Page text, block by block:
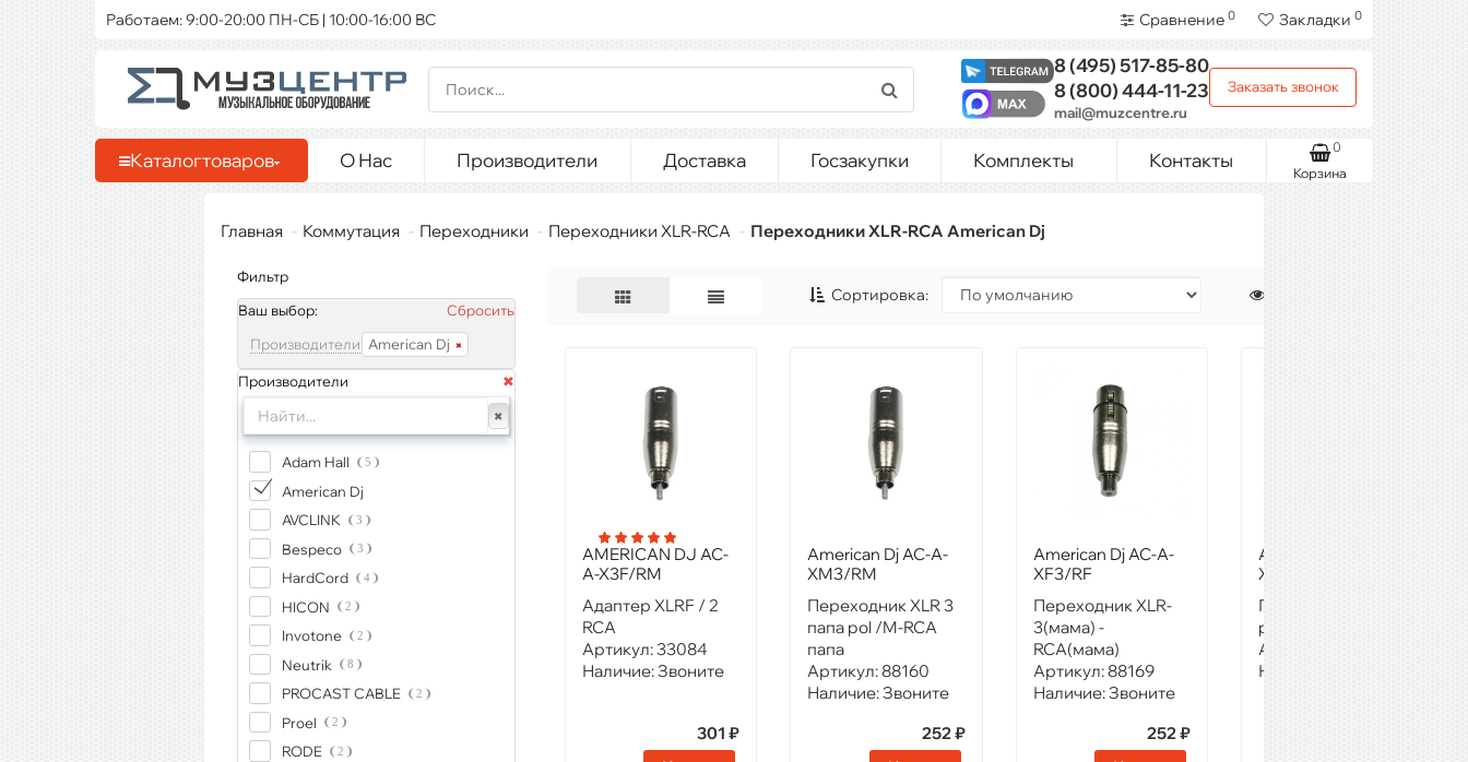
Работаем: 9:00-20:00 ПН-СБ | 10:00-16:00 ВС Сравнение 0 Закладки 0
8 (495)517-85-80
8 (800)444-11-23
mail@muzcentre.ru
Заказать звонок
Каталогтоваров О Нас Производители Доставка Госзакупки Комплекты Контакты
Корзина
0
Главная Коммутация Переходники Переходники XLR-RCA Переходники XLR-RCA American Dj
Фильтр
Ваш выбор:
Сбросить
Производители American Dj
Производители
Adam Hall 5
American Dj
AVCLINK
3
Bespeco 3
HardCord 4
HICON 2
Invotone 2
Neutrik 8
PROCAST CABLE 2
Proel 2
RODE 2
Сортировка:
AMERICAN DJ AC-
A-X3F/RM
Адаптер XLRF / 2
RCA
Артикул:33084
Наличие:Звоните
301 ₽
American Dj AC-A-
XM3/RM
Переходник XLR 3
папа pol /M-RCA
папа
Артикул:88160
Наличие:Звоните
252 ₽
American Dj AC-A-
XF3/RF
Переходник XLR-
3(мама) -
RCA(мама)
Артикул:88169
Наличие:Звоните
252 ₽
American Dj AC-A-
XM3/RF
Переходник XLR 3
pol M-RCA female
Артикул:
Наличие: